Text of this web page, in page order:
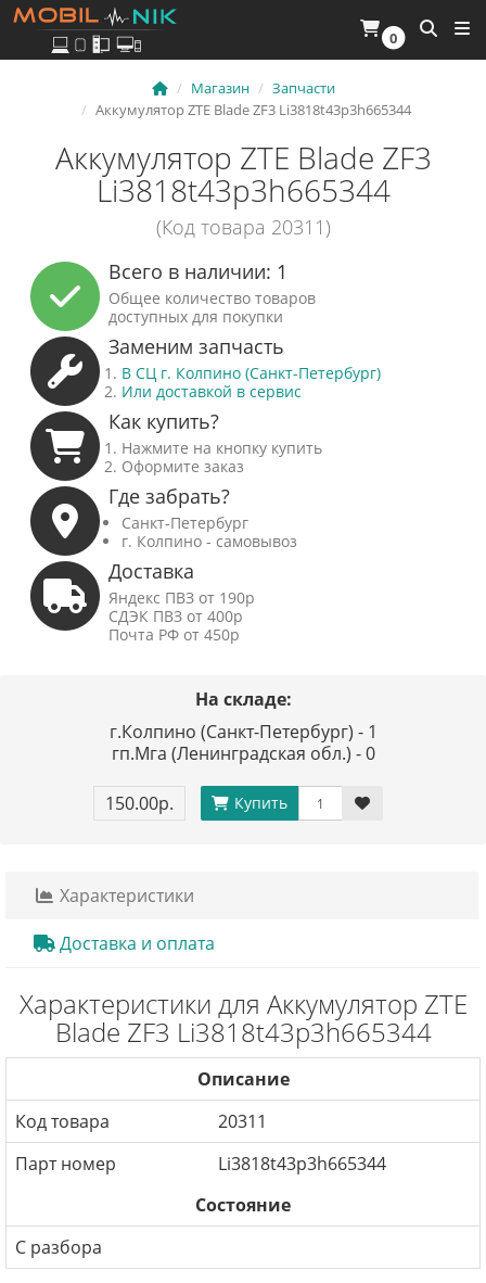
0
Магазин
Запчасти
Аккумулятор ZTE Blade ZF3 Li3818t43p3h665344
Аккумулятор ZTE Blade ZF3
Li3818t43p3h665344
(Код товара 20311)
Всего в наличии: 1
Общее количество товаров
доступных для покупки
Заменим запчасть
В СЦ г. Колпино (Санкт-Петербург)
Или доставкой в сервис
Как купить?
Нажмите на кнопку купить
Оформите заказ
Где забрать?
Санкт-Петербург
г. Колпино - самовывоз
Доставка
Яндекс ПВЗ от 190р
СДЭК ПВЗ от 400р
Почта РФ от 450р
На складе:
г.Колпино (Санкт-Петербург) - 1
гп.Мга (Ленинградская обл.) - 0
150.00р. Купить
Характеристики
Доставка и оплата
Характеристики для Аккумулятор ZTE
Blade ZF3 Li3818t43p3h665344
Описание
Код товара
20311
Парт номер
Li3818t43p3h665344
Состояние
С разбора